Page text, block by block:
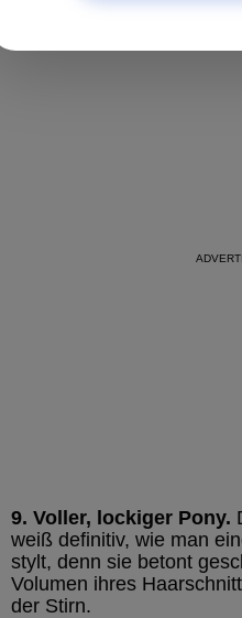
9. Voller, lockiger Pony.
weiß definitiv, wie man
stylt, denn sie betont
Volumen ihres
der Stirn.